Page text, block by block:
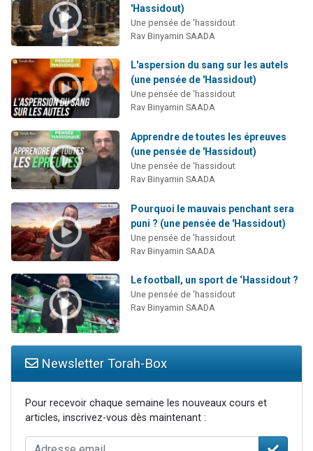
'Hassidout)
Une pensée de 'hassidout
Rav Binyamin SAADA
L'aspersion du sang sur les autels
(une pensée de 'Hassidout)
Une pensée de 'hassidout
Rav Binyamin SAADA
Apprendre de toutes les épreuves
(une pensée de 'Hassidout)
Une pensée de 'hassidout
Rav Binyamin SAADA
Pourquoi le mauvais penchant sera
puni ? (une pensée de 'Hassidout)
Une pensée de 'hassidout
Rav Binyamin SAADA
Le football, un sport de ‘Hassidout ?
Une pensée de 'hassidout
Rav Binyamin SAADA
Newsletter Torah-Box
Pour recevoir chaque semaine les nouveaux cours et
articles, inscrivez-vous dès maintenant :